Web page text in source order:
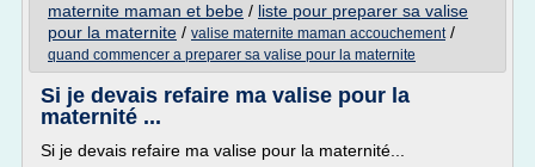
maternite maman et bebe / liste pour preparer sa valise
pour la maternite / valise maternite maman accouchement/
quand commencer a preparer sa valise pour la maternite
Si je devais refaire ma valise pour la
maternité ...
Si je devais refaire ma valise pour la maternité...